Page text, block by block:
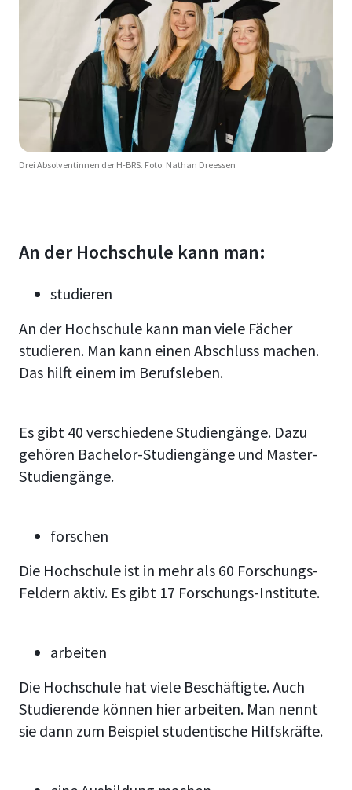
Drei Absolventinnen der H-BRS. Foto: Nathan Dreessen
An der Hochschule kann man:
studieren
An der Hochschule kann man viele Fächer
studieren. Man kann einen Abschluss machen.
Das hilft einem im Berufsleben.
Es gibt 40 verschiedene Studiengänge. Dazu
gehören Bachelor-Studiengänge und Master-
Studiengänge.
forschen
Die Hochschule ist in mehr als 60 Forschungs-
Feldern aktiv. Es gibt 17 Forschungs-Institute.
arbeiten
Die Hochschule hat viele Beschäftigte. Auch
Studierende können hier arbeiten. Man nennt
sie dann zum Beispiel studentische Hilfskräfte.